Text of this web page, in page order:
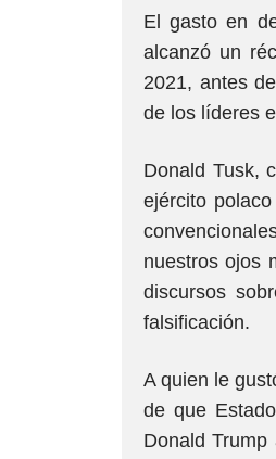
El gasto en
alcanzó un
2021, antes
de los líderes
Donald Tusk,
ejército
nuestros ojos
discursos
falsificación.
A quien le
de que
Donald